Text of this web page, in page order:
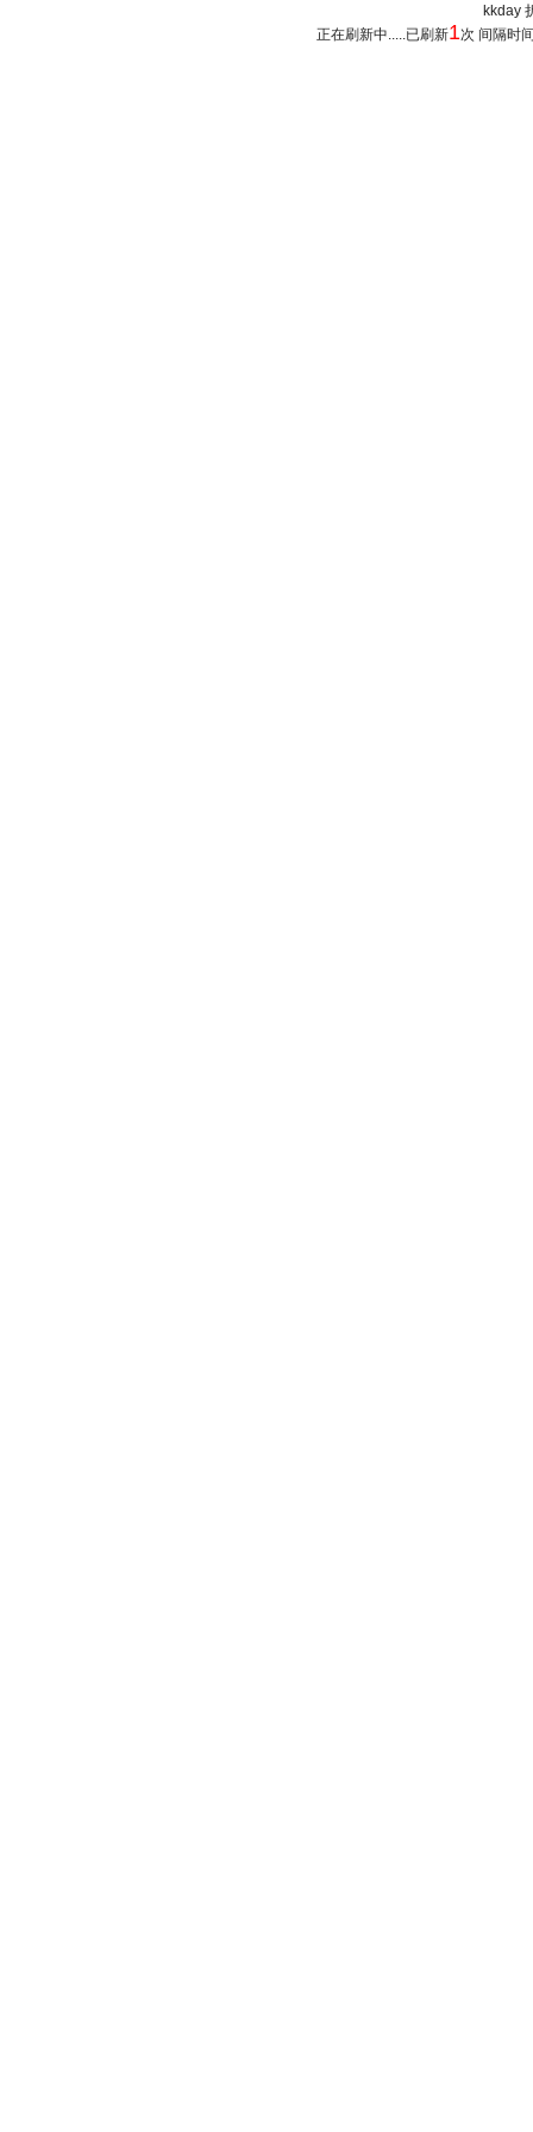
kkday
正在刷新中.....已刷新1次 间隔时